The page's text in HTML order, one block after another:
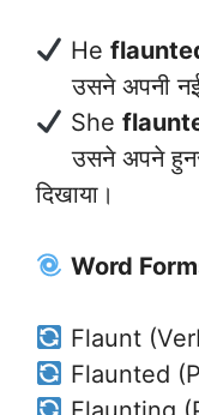
He
उसने अपनी नई
She
उसने अपने हुनर
दिखाया।
Word
Flaunt
Flaunted